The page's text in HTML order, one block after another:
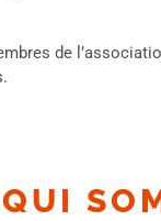
de
QUI